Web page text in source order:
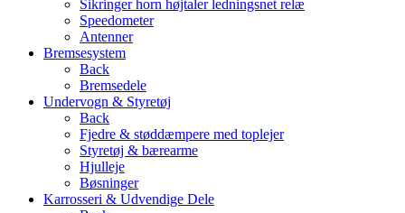
Sikringer horn højtaler ledningsnet relæ
Speedometer
Antenner
Bremsesystem
Back
Bremsedele
Undervogn & Styretøj
Back
Fjedre & støddæmpere med toplejer
Styretøj & bærearme
Hjulleje
Bøsninger
Karrosseri & Udvendige Dele